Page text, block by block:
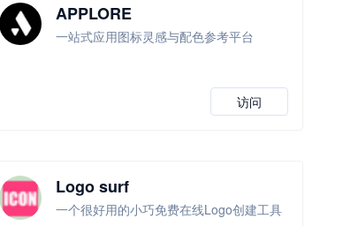
APPLORE
一站式应用图标灵感与配色参考平台
访问
Logo surf
一个很好用的小巧免费在线Logo创建工具